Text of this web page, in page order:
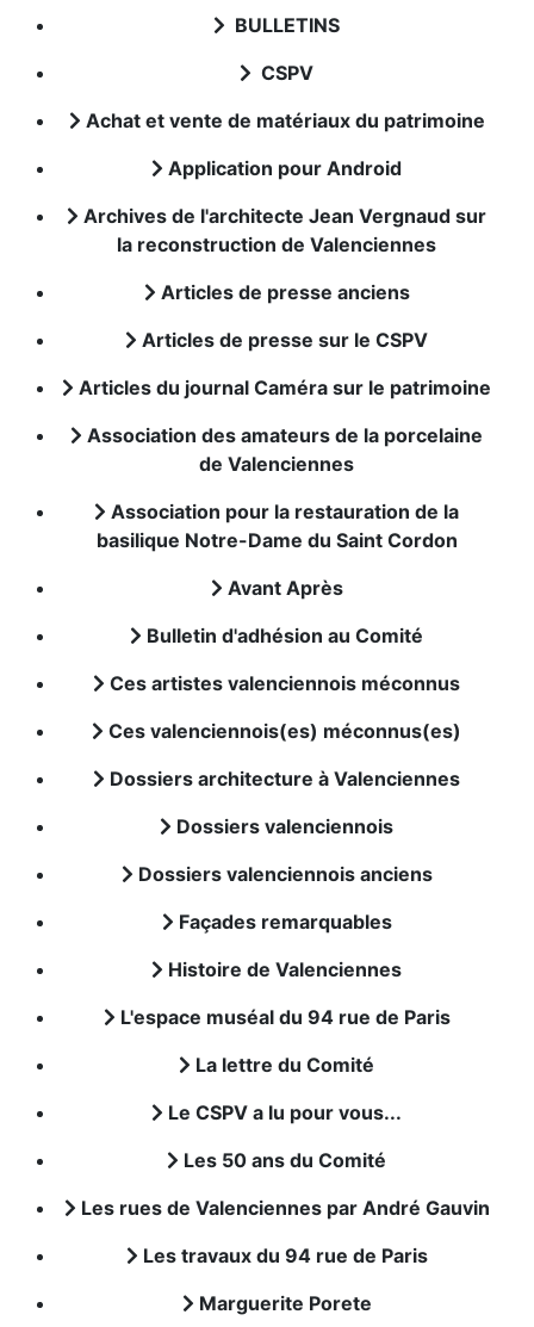
BULLETINS
CSPV
Achat et vente de matériaux du patrimoine
Application pour Android
Archives de l'architecte Jean Vergnaud sur
la reconstruction de Valenciennes
Articles de presse anciens
Articles de presse sur le CSPV
Articles du journal Caméra sur le patrimoine
Association des amateurs de la porcelaine
de Valenciennes
Association pour la restauration de la
basilique Notre-Dame du Saint Cordon
Avant Après
Bulletin d'adhésion au Comité
Ces artistes valenciennois méconnus
Ces valenciennois(es) méconnus(es)
Dossiers architecture à Valenciennes
Dossiers valenciennois
Dossiers valenciennois anciens
Façades remarquables
Histoire de Valenciennes
L'espace muséal du 94 rue de Paris
La lettre du Comité
Le CSPV a lu pour vous...
Les 50 ans du Comité
Les rues de Valenciennes par André Gauvin
Les travaux du 94 rue de Paris
Marguerite Porete